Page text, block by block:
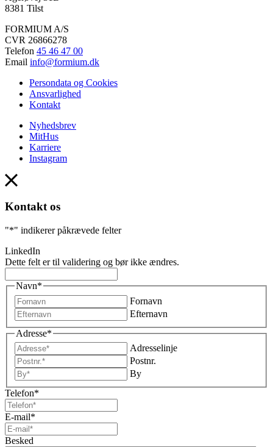
8381 Tilst
FORMIUM A/S
CVR 26866278
Telefon 45 46 47 00
Email info@formium.dk
Persondata og Cookies
Ansvarlighed
Kontakt
Nyhedsbrev
MitHus
Karriere
Instagram
Kontakt os
"*" indikerer påkrævede felter
LinkedIn
Dette felt er til validering og bør ikke ændres.
Navn*
Fornavn
Efternavn
Adresse*
Adresselinje
Postnr.
By
Telefon*
E-mail*
Besked